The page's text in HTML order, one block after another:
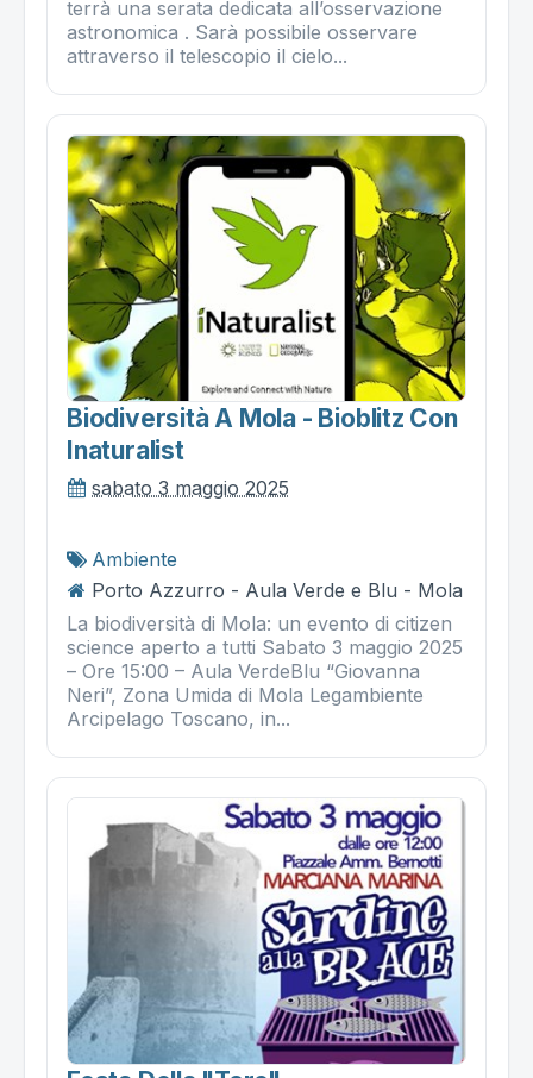
terrà una serata dedicata all’osservazione
astronomica . Sarà possibile osservare
attraverso il telescopio il cielo...
Biodiversità A Mola - Bioblitz Con
Inaturalist
sabato 3 maggio 2025
Ambiente
Porto Azzurro - Aula Verde e Blu - Mola
La biodiversità di Mola: un evento di citizen
science aperto a tutti Sabato 3 maggio 2025
– Ore 15:00 – Aula VerdeBlu “Giovanna
Neri”, Zona Umida di Mola Legambiente
Arcipelago Toscano, in...